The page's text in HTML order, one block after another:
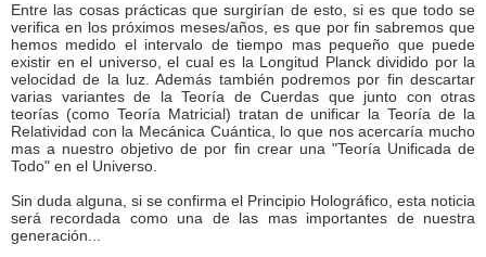
Entre las cosas prácticas que surgirían de esto, si es que todo se
verifica en los próximos meses/años, es que por fin sabremos que
hemos medido el intervalo de tiempo mas pequeño que puede
existir en el universo, el cual es la Longitud Planck dividido por la
velocidad de la luz. Además también podremos por fin descartar
varias variantes de la Teoría de Cuerdas que junto con otras
teorías (como Teoría Matricial) tratan de unificar la Teoría de la
Relatividad con la Mecánica Cuántica, lo que nos acercaría mucho
mas a nuestro objetivo de por fin crear una "Teoría Unificada de
Todo" en el Universo.
Sin duda alguna, si se confirma el Principio Holográfico, esta noticia
será recordada como una de las mas importantes de nuestra
generación...